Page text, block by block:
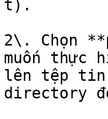
t).
2\. Chọn
muốn thực
lên tệp tin
directory